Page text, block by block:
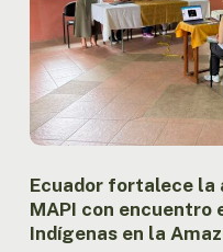
MAPI
con
encuentro
entre
Gobierno
y
Indígenas
en
la
Ecuador fortalece
MAPI con encuentro
Indígenas en la